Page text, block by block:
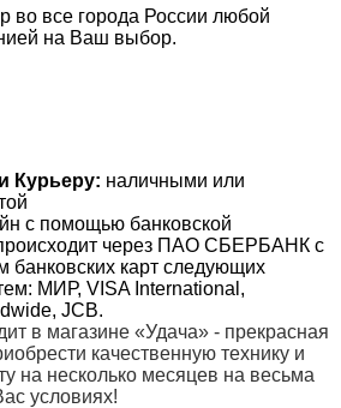
во все города России любой
на Ваш выбор.
Курьеру: наличными или
с помощью банковской
через ПАО СБЕРБАНК с
банковских карт следующих
МИР, VISA International,
JCB.
в магазине «Удача» - прекрасная
качественную технику и
на несколько месяцев на весьма
условиях!